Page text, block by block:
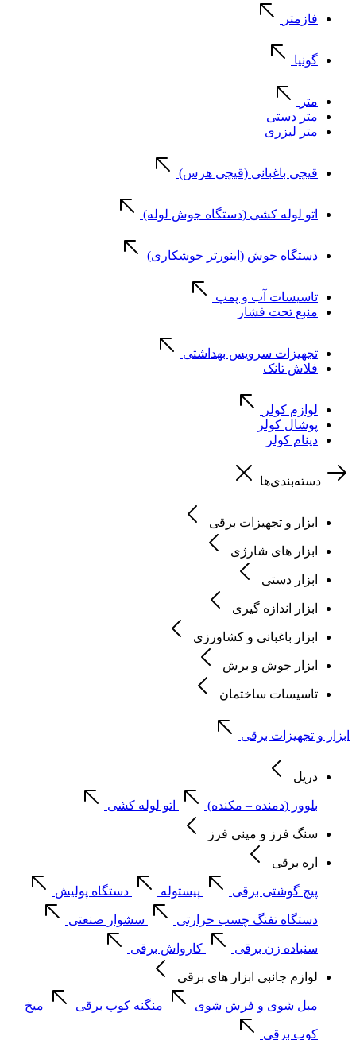
فازمتر
گونیا
متر
متر دستی
متر لیزری
قیچی باغبانی (قیچی هرس)
اتو لوله کشی (دستگاه جوش لوله)
دستگاه جوش (اینورتر جوشکاری)
تاسیسات آب و پمپ
منبع تحت فشار
تجهیزات سرویس بهداشتی
فلاش تانک
لوازم کولر
پوشال کولر
دینام کولر
دسته‌بندی‌ها
ابزار و تجهیزات برقی
ابزار های شارژی
ابزار دستی
ابزار اندازه گیری
ابزار باغبانی و کشاورزی
ابزار جوش و برش
تاسیسات ساختمان
ابزار و تجهیزات برقی
دریل
بلوور (دمنده – مکنده) اتو لوله کشی
سنگ فرز و مینی فرز
اره برقی
پیچ گوشتی برقی پیستوله دستگاه پولیش
دستگاه تفنگ چسب حرارتی سشوار صنعتی
سنباده زن برقی کارواش برقی
لوازم جانبی ابزار های برقی
مبل شوی و فرش شوی منگنه کوب برقی میخ
کوب برقی